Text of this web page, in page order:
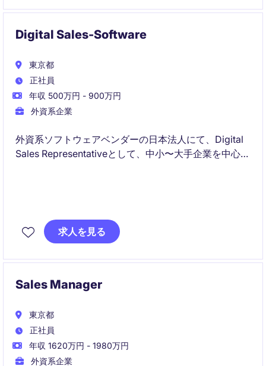
Digital Sales-Software
東京都
正社員
年収 500万円 - 900万円
外資系企業
外資系ソフトウェアベンダーの日本法人にて、Digital
Sales Representativeとして、中小〜大手企業を中心に
求人を見る
Sales Manager
東京都
正社員
年収 1620万円 - 1980万円
外資系企業